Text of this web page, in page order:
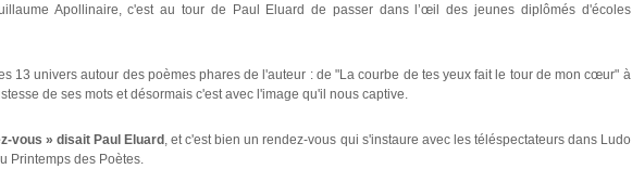
Apollinaire, c'est au tour de Paul Eluard de passer dans l’œil des jeunes diplômés d'écoles
13 univers autour des poèmes phares de l'auteur : de "La courbe de tes yeux fait le tour de mon cœur" à
de ses mots et désormais c'est avec l'image qu'il nous captive.
vous » disait Paul Eluard , et c'est bien un rendez-vous qui s'instaure avec les téléspectateurs dans Ludo
Printemps des Poètes.